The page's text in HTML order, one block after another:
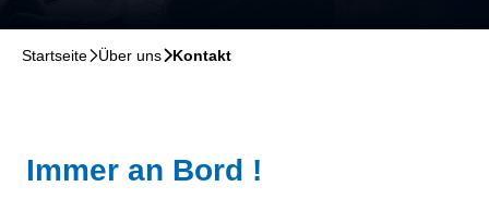
Startseite􀆊Über uns􀆊Kontakt
Immer an Bord !